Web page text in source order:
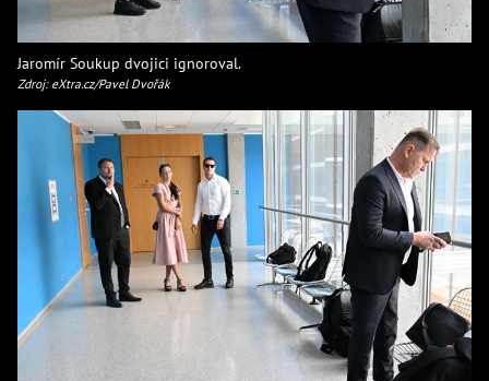
Jaromír Soukup dvojici ignoroval.
Zdroj: eXtra.cz/Pavel Dvořák